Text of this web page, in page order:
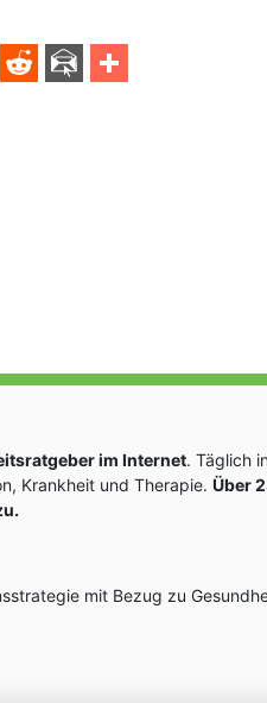
im Internet. Täglich
Krankheit und Therapie. Über
mit Bezug zu